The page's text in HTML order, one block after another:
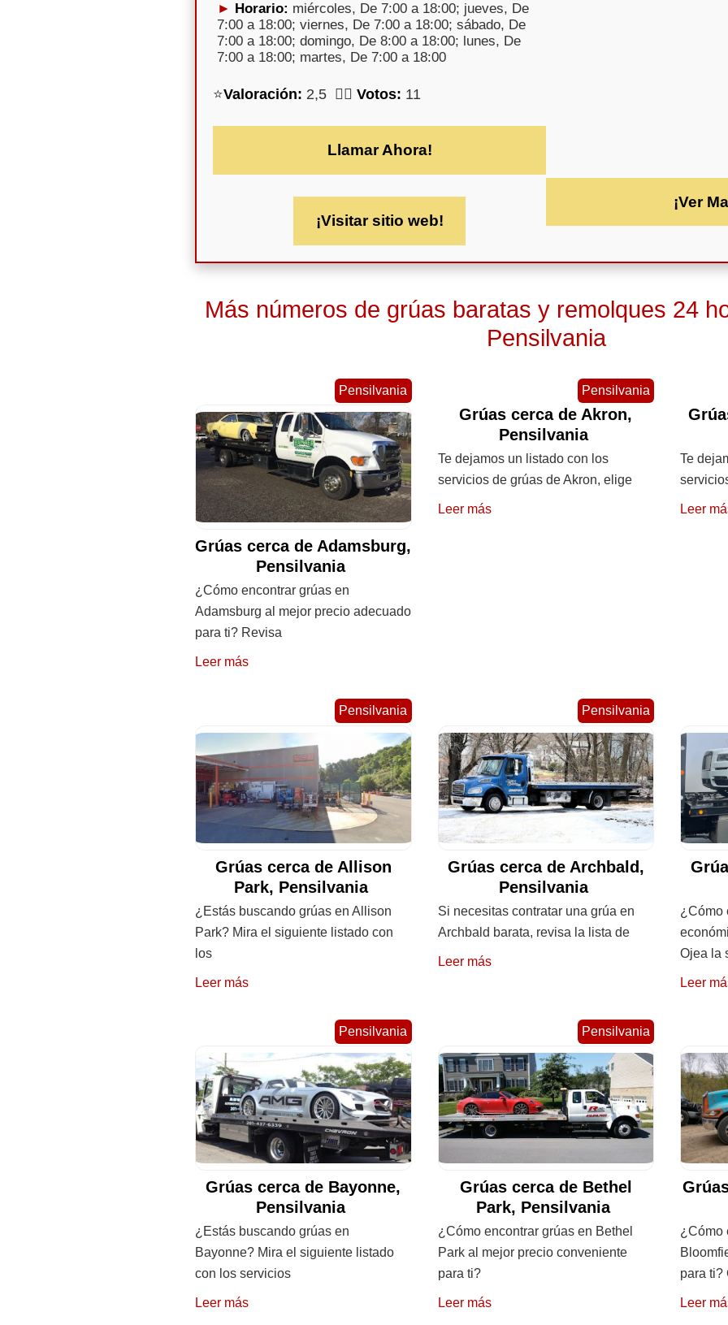
Horario: miércoles, De 7:00 a 18:00; jueves, De
7:00 a 18:00; viernes, De 7:00 a 18:00; sábado, De
7:00 a 18:00; domingo, De 8:00 a 18:00; lunes, De
7:00 a 18:00; martes, De 7:00 a 18:00
⭐Valoración: 2,5 🕵️‍♀️ Votos: 11
Llamar Ahora!
¡Visitar sitio web!
¡Ver
Más números de grúas baratas y remolques 24
Pensilvania
Pensilvania
Grúas cerca de Adamsburg,
Pensilvania
¿Cómo encontrar grúas en
Adamsburg al mejor precio adecuado
para ti? Revisa
Leer más
Pensilvania
Grúas cerca de Akron,
Pensilvania
Te dejamos un listado con los
servicios de grúas de Akron, elige
Leer más
Te
Leer
Pensilvania
Grúas cerca de Allison
Park, Pensilvania
¿Estás buscando grúas en Allison
Park? Mira el siguiente listado con
los
Leer más
Pensilvania
Grúas cerca de Archbald,
Pensilvania
Si necesitas contratar una grúa en
Archbald barata, revisa la lista de
Leer más
¿Cómo
Ojea la
Leer
Pensilvania
Grúas cerca de Bayonne,
Pensilvania
¿Estás buscando grúas en
Bayonne? Mira el siguiente listado
con los servicios
Leer más
Pensilvania
Grúas cerca de Bethel
Park, Pensilvania
¿Cómo encontrar grúas en Bethel
Park al mejor precio conveniente
para ti?
Leer más
¿Cómo
para ti?
Leer